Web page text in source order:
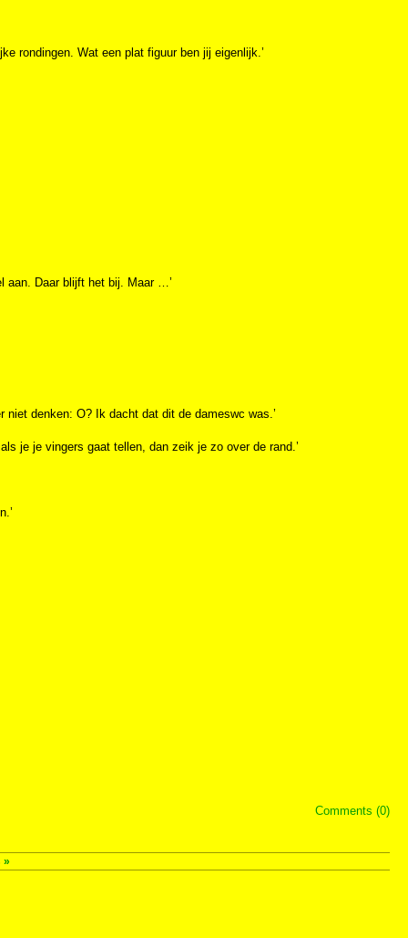
rondingen. Wat een plat figuur ben jij eigenlijk.’
aan. Daar blijft het bij. Maar …’
niet denken: O? Ik dacht dat dit de dameswc was.’
je je vingers gaat tellen, dan zeik je zo over de rand.’
Comments (0)
»